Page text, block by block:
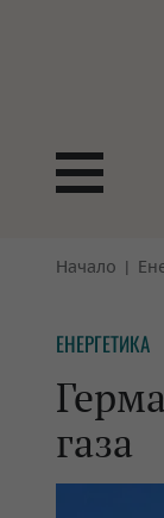
БОРСИ
КРИПТО
БАНКИ
ПАРИТЕ
Начало
ЕНЕРГЕТИКА
газа